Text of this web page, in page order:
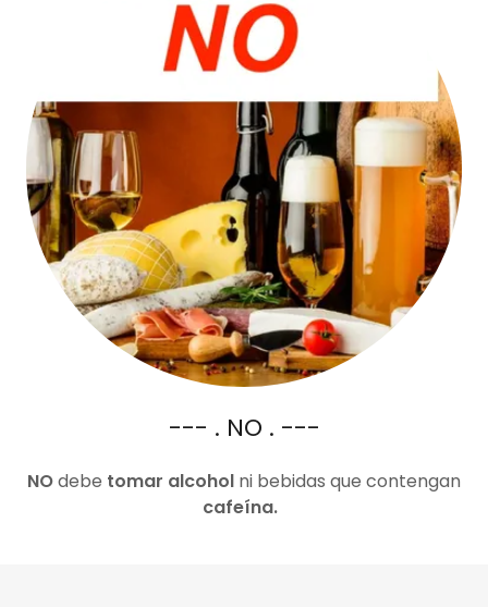
--- . NO . ---
NOdebe tomar alcohol ni bebidas que contengan
cafeína.